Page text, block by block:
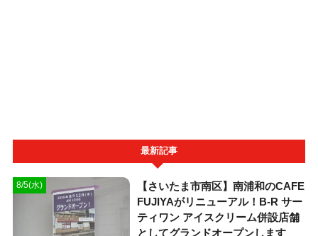
最新記事
8/5(水)
【さいたま市南区】南浦和のCAFE
FUJIYAがリニューアル！B-R サー
ティワン アイスクリーム併設店舗
としてグランドオープンします